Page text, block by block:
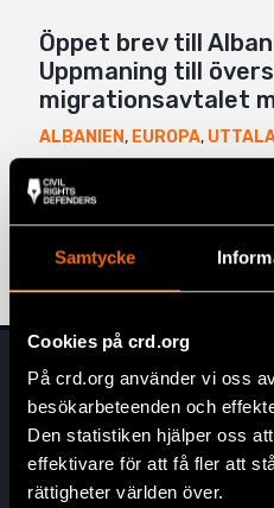
Samtycke
Cookies på crd.org
På crd.org använder vi oss
besökarbeteenden och
Den statistiken hjälper oss
effektivare för att få fler att
rättigheter världen över.
Öppet brev till
Uppmaning till
migrationsavtalet
ALBANIEN, EUROPA,
”Aktivism ses som
kosta”
ALBANIEN,NYHETER 7